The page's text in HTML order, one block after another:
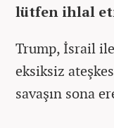
lütfen ihlal
Trump, İsrail
eksiksiz
savaşın sona